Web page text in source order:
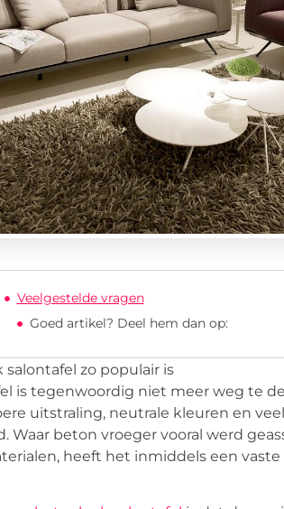
Veelgestelde vragen
Goed artikel? Deel hem dan op:
zo populair is
is tegenwoordig niet meer weg te
uitstraling, neutrale kleuren en
Waar beton vroeger vooral werd
heeft het inmiddels een